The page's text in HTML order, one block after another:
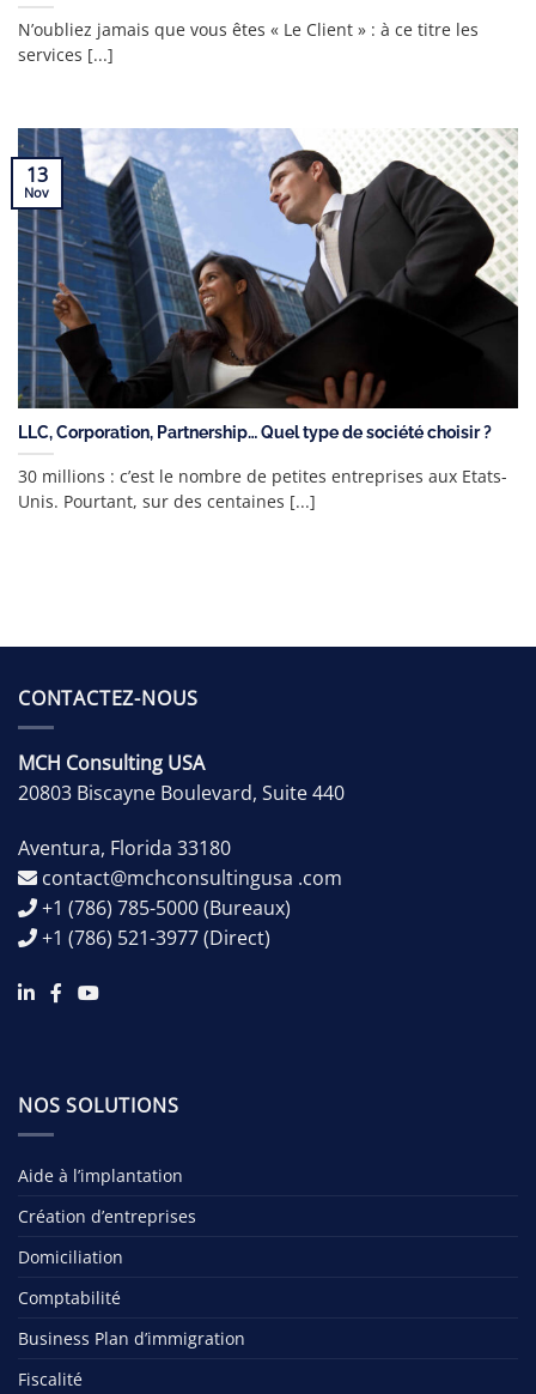
N’oubliez jamais que vous êtes « Le Client » : à ce titre les
services [...]
LLC, Corporation, Partnership… Quel type de société choisir ?
30 millions : c’est le nombre de petites entreprises aux Etats-
Unis. Pourtant, sur des centaines [...]
13
Nov
CONTACTEZ-NOUS
MCH Consulting USA
20803 Biscayne Boulevard, Suite 440
Aventura, Florida 33180
contact@mchconsultingusa .com
+1 (786) 785-5000(Bureaux)
+1 (786) 521-3977(Direct)
NOS SOLUTIONS
Aide à l’implantation
Création d’entreprises
Domiciliation
Comptabilité
Business Plan d’immigration
Fiscalité